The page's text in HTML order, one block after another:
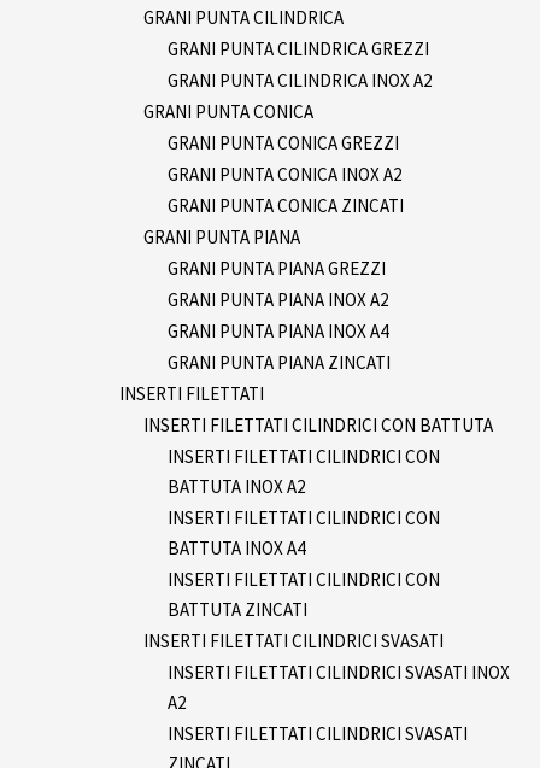
GRANI PUNTA CILINDRICA
GRANI PUNTA CILINDRICA GREZZI
GRANI PUNTA CILINDRICA INOX A2
GRANI PUNTA CONICA
GRANI PUNTA CONICA GREZZI
GRANI PUNTA CONICA INOX A2
GRANI PUNTA CONICA ZINCATI
GRANI PUNTA PIANA
GRANI PUNTA PIANA GREZZI
GRANI PUNTA PIANA INOX A2
GRANI PUNTA PIANA INOX A4
GRANI PUNTA PIANA ZINCATI
INSERTI FILETTATI
INSERTI FILETTATI CILINDRICI CON BATTUTA
INSERTI FILETTATI CILINDRICI CON
BATTUTA INOX A2
INSERTI FILETTATI CILINDRICI CON
BATTUTA INOX A4
INSERTI FILETTATI CILINDRICI CON
BATTUTA ZINCATI
INSERTI FILETTATI CILINDRICI SVASATI
INSERTI FILETTATI CILINDRICI SVASATI INOX
A2
INSERTI FILETTATI CILINDRICI SVASATI